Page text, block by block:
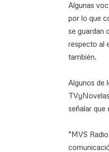
Algunas
por lo que
se guardan
respecto al
también.
Algunos de
señalar
“MVS